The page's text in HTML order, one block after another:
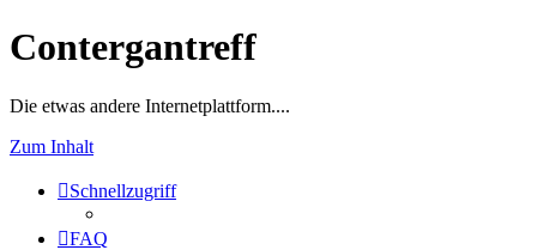
Contergantreff
Die etwas andere Internetplattform....
Zum Inhalt
Schnellzugriff
FAQ